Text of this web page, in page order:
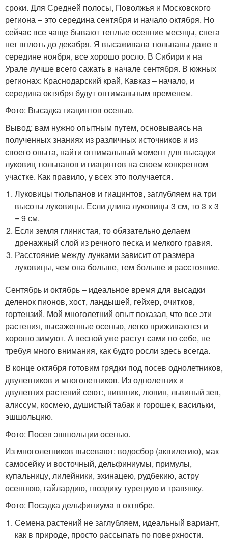
сроки. Для Средней полосы, Поволжья и Московского
региона – это середина сентября и начало октября. Но
сейчас все чаще бывают теплые осенние месяцы, снега
нет вплоть до декабря. Я высаживала тюльпаны даже в
середине ноября, все хорошо росло. В Сибири и на
Урале лучше всего сажать в начале сентября. В южных
регионах: Краснодарский край, Кавказ – начало, и
середина октября будут оптимальным временем.
Фото: Высадка гиацинтов осенью.
Вывод: вам нужно опытным путем, основываясь на
полученных знаниях из различных источников и из
своего опыта, найти оптимальный момент для высадки
луковиц тюльпанов и гиацинтов на своем конкретном
участке. Как правило, у всех это получается.
Луковицы тюльпанов и гиацинтов, заглубляем на три
высоты луковицы. Если длина луковицы 3 см, то 3 х 3
= 9 см.
Если земля глинистая, то обязательно делаем
дренажный слой из речного песка и мелкого гравия.
Расстояние между лунками зависит от размера
луковицы, чем она больше, тем больше и расстояние.
Сентябрь и октябрь – идеальное время для высадки
деленок пионов, хост, ландышей, гейхер, очитков,
гортензий. Мой многолетний опыт показал, что все эти
растения, высаженные осенью, легко приживаются и
хорошо зимуют. А весной уже растут сами по себе, не
требуя много внимания, как будто росли здесь всегда.
В конце октября готовим грядки под посев однолетников,
двулетников и многолетников. Из однолетних и
двулетних растений сеют:, нивяник, люпин, львиный зев,
алиссум, космею, душистый табак и горошек, васильки,
эшшольцию.
Фото: Посев эшшольции осенью.
Из многолетников высевают: водосбор (аквилегию), мак
самосейку и восточный, дельфиниумы, примулы,
купальницу, лилейники, эхинацею, рудбекию, астру
осеннюю, гайлардию, гвоздику турецкую и травянку.
Фото: Посадка дельфиниума в октябре.
Семена растений не заглубляем, идеальный вариант,
как в природе, просто рассыпать по поверхности.